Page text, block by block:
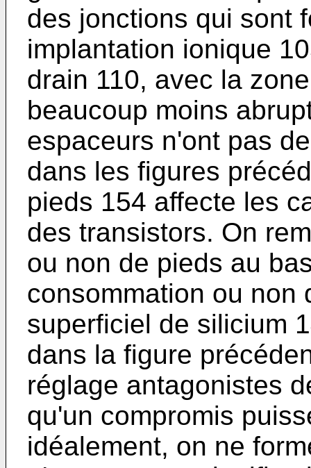
des jonctions qui sont
implantation ionique
drain 110, avec la
beaucoup moins
espaceurs n'ont pas
dans les figures
pieds 154 affecte les
des transistors. On
ou non de pieds au
consommation ou non
superficiel de silicium
dans la figure
réglage antagonistes
qu'un compromis
idéalement, on ne